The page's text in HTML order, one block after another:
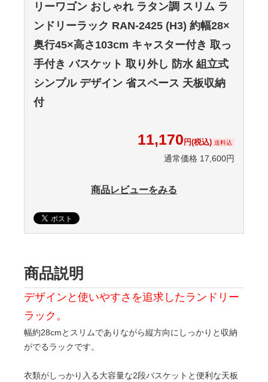
リーワゴン おしゃれ ラタン調 スリム ラ
ンドリーラック RAN-2425 (H3) 約幅28×
奥行45×高さ103cm キャスター付き 取っ
手付き バスケット 取り外し 防水 組立式
シンプル デザイン 省スペース 天板収納
付
11,170 円(税込) 送料込
通常価格 17,600円
商品レビューをみる
商品説明
デザインと使いやすさを追求したランドリー
ラック。
幅約28cmとスリムでありながら縦方向にしっかりと収納
がでるラックです。
衣類がしっかり入る大容量な2段バスケットと便利な天板